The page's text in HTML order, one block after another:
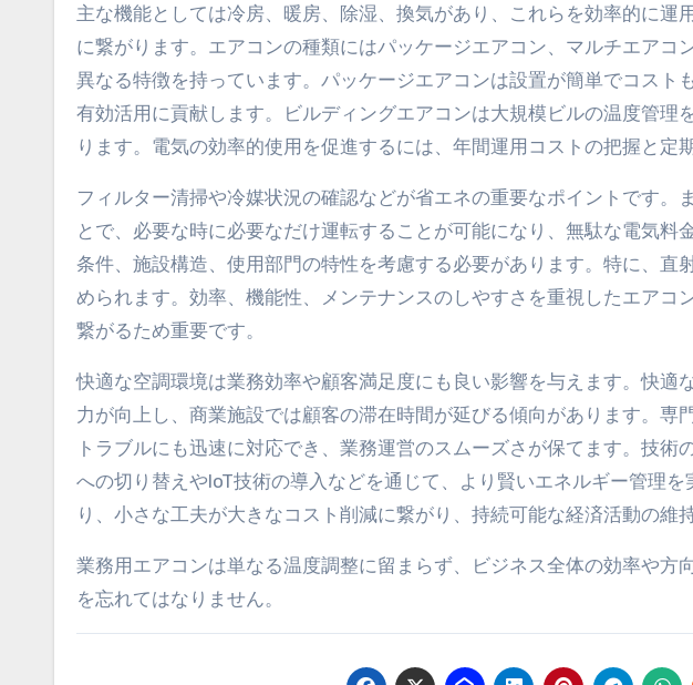
主な機能としては冷房、暖房、除湿、換気があり、これらを効率的に運
に繋がります。エアコンの種類にはパッケージエアコン、マルチエアコ
異なる特徴を持っています。パッケージエアコンは設置が簡単でコスト
有効活用に貢献します。ビルディングエアコンは大規模ビルの温度管理
ります。電気の効率的使用を促進するには、年間運用コストの把握と定
フィルター清掃や冷媒状況の確認などが省エネの重要なポイントです。
とで、必要な時に必要なだけ運転することが可能になり、無駄な電気料
条件、施設構造、使用部門の特性を考慮する必要があります。特に、直
められます。効率、機能性、メンテナンスのしやすさを重視したエアコ
繋がるため重要です。
快適な空調環境は業務効率や顧客満足度にも良い影響を与えます。快適
力が向上し、商業施設では顧客の滞在時間が延びる傾向があります。専
トラブルにも迅速に対応でき、業務運営のスムーズさが保てます。技
への切り替えやIoT技術の導入などを通じて、より賢いエネルギー管理
り、小さな工夫が大きなコスト削減に繋がり、持続可能な経済活動の維
業務用エアコンは単なる温度調整に留まらず、ビジネス全体の効率や方
を忘れてはなりません。